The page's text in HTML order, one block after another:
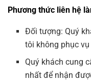
Phương thức liên hệ
Đối tượng: Quý
tôi không phục
Quý khách cung
nhất để nhận